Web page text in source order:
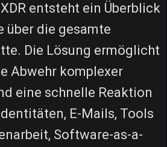
entsteht ein Überblick
über die gesamte
Die Lösung ermöglicht
Abwehr komplexer
eine schnelle Reaktion
E-Mails, Tools
Software-as-a-